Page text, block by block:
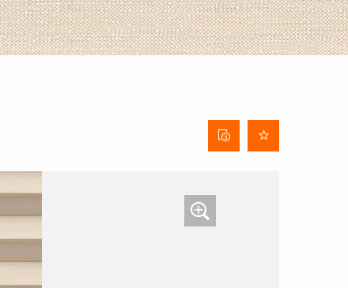
Stofinformatieblad